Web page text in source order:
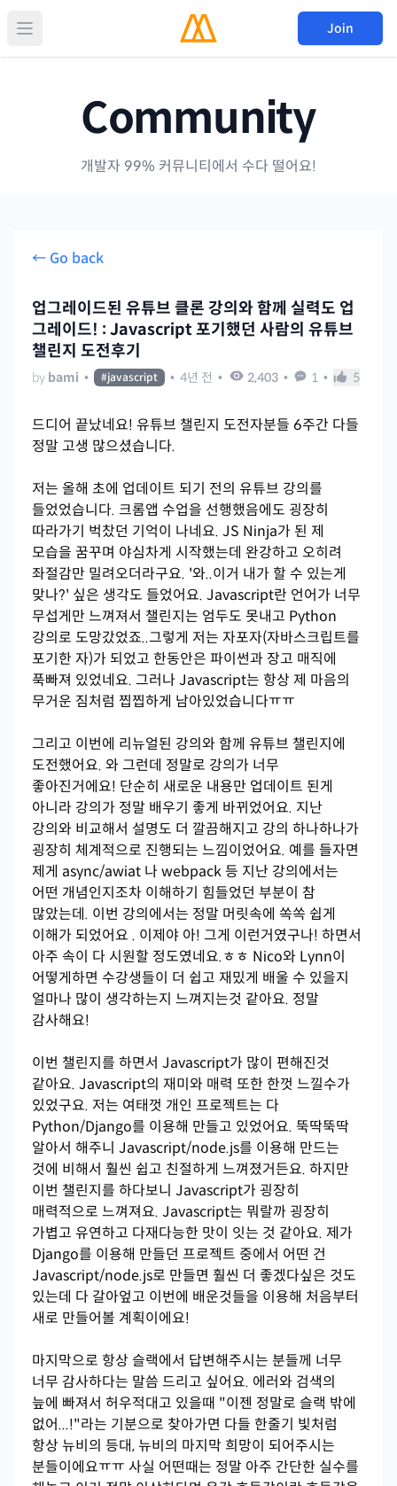
Join
Community
개발자 99% 커뮤니티에서 수다 떨어요!
← Go back
업그레이드된 유튜브 클론 강의와 함께 실력도 업
그레이드! : Javascript 포기했던 사람의 유튜브
챌린지 도전후기
by bami • #javascript • 4년 전 • 2,403 • 1 • 5
드디어 끝났네요! 유튜브 챌린지 도전자분들 6주간 다들
정말 고생 많으셨습니다.
저는 올해 초에 업데이트 되기 전의 유튜브 강의를
들었었습니다. 크롬앱 수업을 선행했음에도 굉장히
따라가기 벅찼던 기억이 나네요. JS Ninja가 된 제
모습을 꿈꾸며 야심차게 시작했는데 완강하고 오히려
좌절감만 밀려오더라구요. '와..이거 내가 할 수 있는게
맞나?' 싶은 생각도 들었어요. Javascript란 언어가 너무
무섭게만 느껴져서 챌린지는 엄두도 못내고 Python
강의로 도망갔었죠..그렇게 저는 자포자(자바스크립트를
포기한 자)가 되었고 한동안은 파이썬과 장고 매직에
푹빠져 있었네요. 그러나 Javascript는 항상 제 마음의
무거운 짐처럼 찝찝하게 남아있었습니다ㅠㅠ
그리고 이번에 리뉴얼된 강의와 함께 유튜브 챌린지에
도전했어요. 와 그런데 정말로 강의가 너무
좋아진거에요! 단순히 새로운 내용만 업데이트 된게
아니라 강의가 정말 배우기 좋게 바뀌었어요. 지난
강의와 비교해서 설명도 더 깔끔해지고 강의 하나하나가
굉장히 체계적으로 진행되는 느낌이었어요. 예를 들자면
제게 async/awiat 나 webpack 등 지난 강의에서는
어떤 개념인지조차 이해하기 힘들었던 부분이 참
많았는데. 이번 강의에서는 정말 머릿속에 쏙쏙 쉽게
이해가 되었어요 . 이제야 아! 그게 이런거였구나! 하면서
아주 속이 다 시원할 정도였네요.ㅎㅎ Nico와 Lynn이
어떻게하면 수강생들이 더 쉽고 재밌게 배울 수 있을지
얼마나 많이 생각하는지 느껴지는것 같아요. 정말
감사해요!
이번 챌린지를 하면서 Javascript가 많이 편해진것
같아요. Javascript의 재미와 매력 또한 한껏 느낄수가
있었구요. 저는 여태껏 개인 프로젝트는 다
Python/Django를 이용해 만들고 있었어요. 뚝딱뚝딱
알아서 해주니 Javascript/node.js를 이용해 만드는
것에 비해서 훨씬 쉽고 친절하게 느껴졌거든요. 하지만
이번 챌린지를 하다보니 Javascript가 굉장히
매력적으로 느껴져요. Javascript는 뭐랄까 굉장히
가볍고 유연하고 다재다능한 맛이 잇는 것 같아요. 제가
Django를 이용해 만들던 프로젝트 중에서 어떤 건
Javascript/node.js로 만들면 훨씬 더 좋겠다싶은 것도
있는데 다 갈아엎고 이번에 배운것들을 이용해 처음부터
새로 만들어볼 계획이에요!
마지막으로 항상 슬랙에서 답변해주시는 분들께 너무
너무 감사하다는 말씀 드리고 싶어요. 에러와 검색의
늪에 빠져서 허우적대고 있을때 "이젠 정말로 슬랙 밖에
없어...!"라는 기분으로 찾아가면 다들 한줄기 빛처럼
항상 뉴비의 등대, 뉴비의 마지막 희망이 되어주시는
분들이에요ㅠㅠ 사실 어떤때는 정말 아주 간단한 실수를